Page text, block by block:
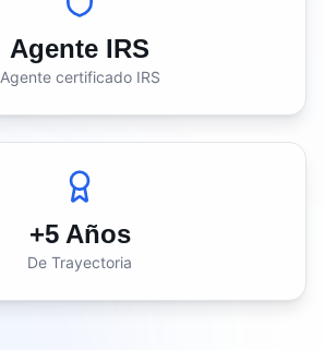
Agente IRS
Agente certificado IRS
+5 Años
De Trayectoria